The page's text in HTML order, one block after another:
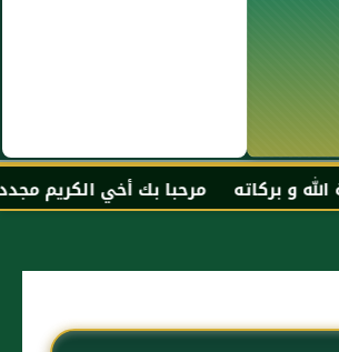
مرحبا بك أخي الكريم مجددا في